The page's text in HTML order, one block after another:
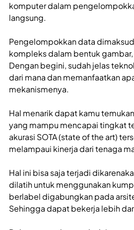
komputer dalam
langsung.
Pengelompokkan data
kompleks dalam bentuk gambar,
Dengan begini, sudah jelas
dari mana dan memanfaatkan
mekanismenya.
Hal menarik dapat kamu
yang mampu mencapai tingkat
akurasi SOTA (state of the art)
melampaui kinerja dari tenaga
Hal ini bisa saja terjadi
dilatih untuk menggunakan
berlabel digabungkan pada
Sehingga dapat bekerja lebih